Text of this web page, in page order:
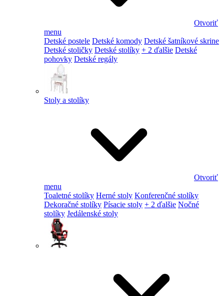
Otvoriť
menu
Detské postele Detské komody Detské šatníkové skrine
Detské stoličky Detské stolíky + 2 ďalšie Detské
pohovky Detské regály
Stoly a stolíky
Otvoriť
menu
Toaletné stolíky Herné stoly Konferenčné stolíky
Dekoračné stolíky Písacie stoly + 2 ďalšie Nočné
stolíky Jedálenské stoly